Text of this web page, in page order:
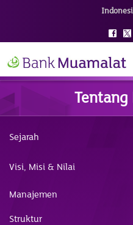
Sejarah
Visi, Misi & Nilai
Manajemen
Struktur